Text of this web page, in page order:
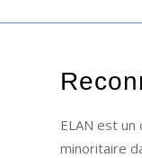
ELAN est
minoritaire